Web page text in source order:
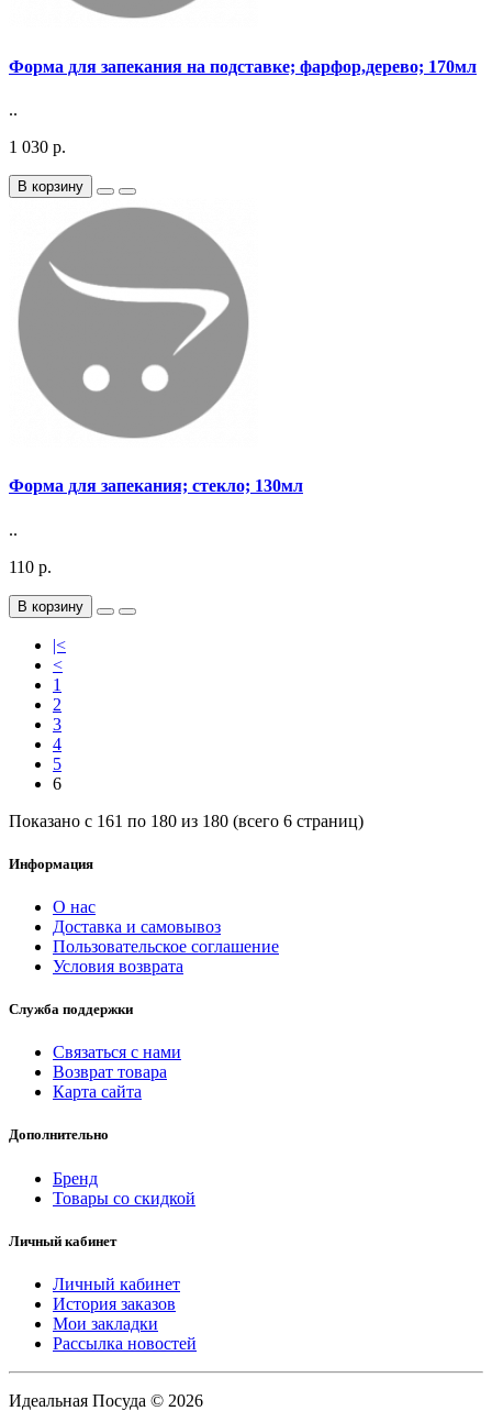
Форма для запекания на подставке; фарфор,дерево; 170мл
..
1 030 р.
В корзину
Форма для запекания; стекло; 130мл
..
110 р.
В корзину
|<
<
1
2
3
4
5
6
Показано с 161 по 180 из 180 (всего 6 страниц)
Информация
О нас
Доставка и самовывоз
Пользовательское соглашение
Условия возврата
Служба поддержки
Связаться с нами
Возврат товара
Карта сайта
Дополнительно
Бренд
Товары со скидкой
Личный кабинет
Личный кабинет
История заказов
Мои закладки
Рассылка новостей
Идеальная Посуда © 2026